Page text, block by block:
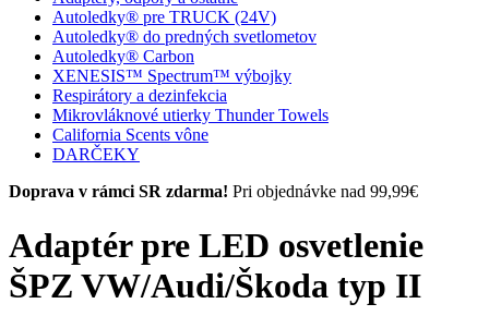
Autoledky® pre TRUCK (24V)
Autoledky® do predných svetlometov
Autoledky® Carbon
XENESIS™ Spectrum™ výbojky
Respirátory a dezinfekcia
Mikrovláknové utierky Thunder Towels
California Scents vône
DARČEKY
Doprava v rámci SR zdarma! Pri objednávke nad 99,99€
Adaptér pre LED osvetlenie
ŠPZ VW/Audi/Škoda typ II